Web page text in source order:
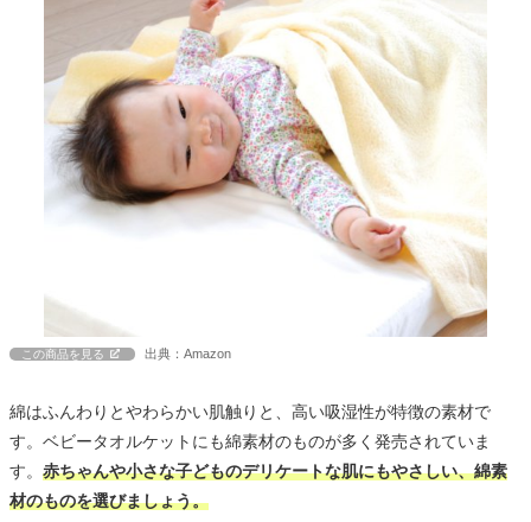
この商品を見る 出典：Amazon
綿はふんわりとやわらかい肌触りと、高い吸湿性が特徴の素材で
す。ベビータオルケットにも綿素材のものが多く発売されていま
す。 赤ちゃんや小さな子どものデリケートな肌にもやさしい、綿素
材のものを選びましょう。